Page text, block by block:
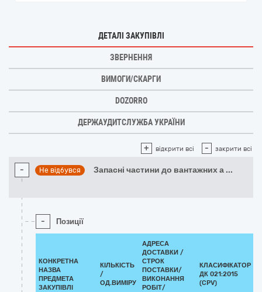
ДЕТАЛІ ЗАКУПІВЛІ
ЗВЕРНЕННЯ
ВИМОГИ/СКАРГИ
DOZORRO
ДЕРЖАУДИТСЛУЖБА УКРАЇНИ
+ відкрити всі - закрити всі
- Не відбувся Запасні частини до вантажних а ...
- Позиції
КОНКРЕТНА
НАЗВА
ПРЕДМЕТА
ЗАКУПІВЛІ
КІЛЬКІСТЬ
/
ОД.ВИМІРУ
АДРЕСА
ДОСТАВКИ /
СТРОК
ПОСТАВКИ/
ВИКОНАННЯ
РОБІТ/
КЛАСИФІКАТОР
ДК 021:2015
(CPV)